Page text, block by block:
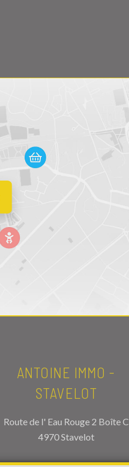
ANTOINE IMMO -
STAVELOT
Route de l' Eau Rouge 2 Boîte C
4970 Stavelot